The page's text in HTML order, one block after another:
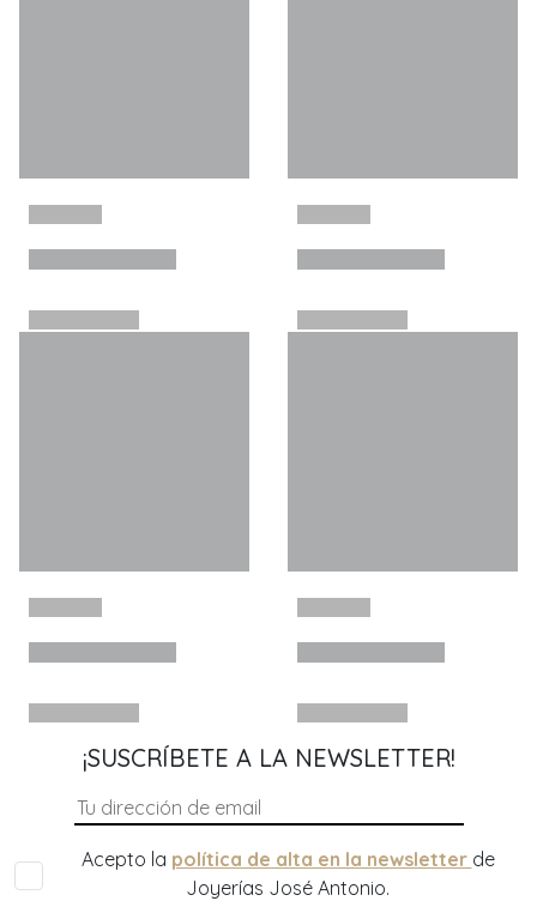
¡SUSCRÍBETE A LA NEWSLETTER!
Acepto la política de alta en la newsletter de
Joyerías José Antonio.